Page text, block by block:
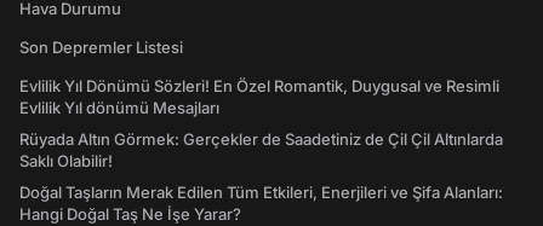
Hava Durumu
Son Depremler Listesi
Evlilik Yıl Dönümü Sözleri! En Özel Romantik, Duygusal ve Resimli
Evlilik Yıl dönümü Mesajları
Rüyada Altın Görmek: Gerçekler de Saadetiniz de Çil Çil Altınlarda
Saklı Olabilir!
Doğal Taşların Merak Edilen Tüm Etkileri, Enerjileri ve Şifa Alanları:
Hangi Doğal Taş Ne İşe Yarar?